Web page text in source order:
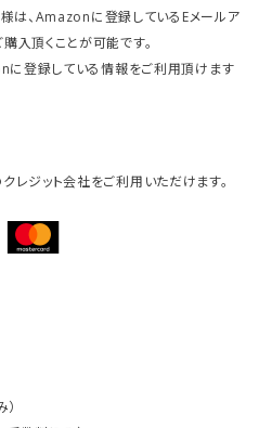
は、Amazonに登録しているEメールア
入頂くことが可能です。
に登録している情報をご利用頂けます
レジット会社をご利用いただけます。